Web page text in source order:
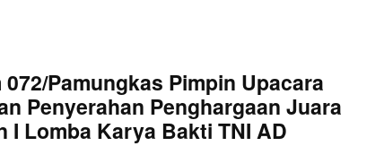
072/Pamungkas Pimpin Upacara
Penyerahan Penghargaan Juara
I Lomba Karya Bakti TNI AD